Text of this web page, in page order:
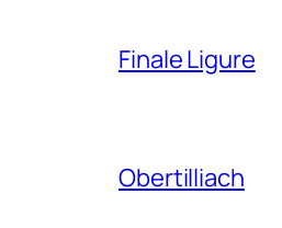
Finale Ligure
Obertilliach